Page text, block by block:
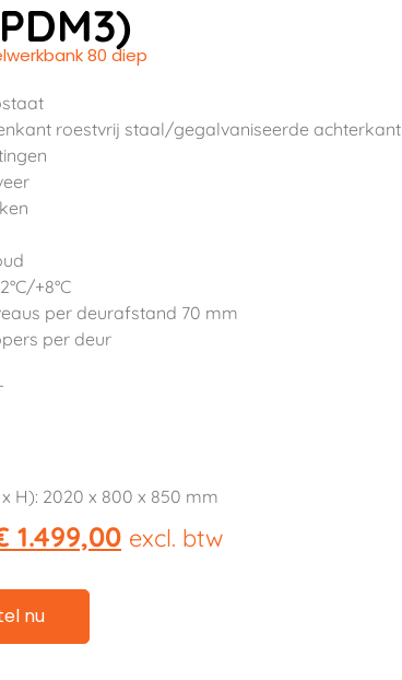
80 diep
roestvrij staal/gegalvaniseerde achterkant
+8°C
per deurafstand 70 mm
per deur
H): 2020 x 800 x 850 mm
1.499,00 excl. btw
nu